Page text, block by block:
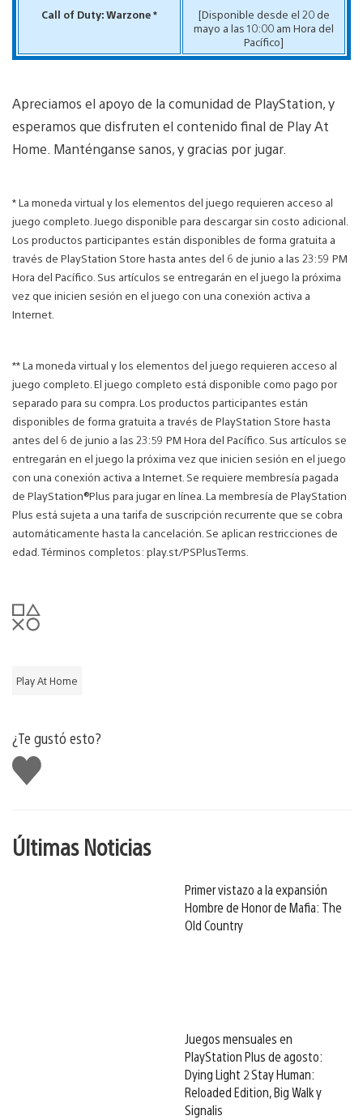
Call of Duty: Warzone *
[Disponible desde el 20 de
mayo a las 10:00 am Hora del
Pacífico]
Apreciamos el apoyo de la comunidad de PlayStation, y
esperamos que disfruten el contenido final de Play At
Home. Manténganse sanos, y gracias por jugar.
* La moneda virtual y los elementos del juego requieren acceso al
juego completo. Juego disponible para descargar sin costo adicional.
Los productos participantes están disponibles de forma gratuita a
través de PlayStation Store hasta antes del 6 de junio a las 23:59 PM
Hora del Pacífico. Sus artículos se entregarán en el juego la próxima
vez que inicien sesión en el juego con una conexión activa a
Internet.
** La moneda virtual y los elementos del juego requieren acceso al
juego completo. El juego completo está disponible como pago por
separado para su compra. Los productos participantes están
disponibles de forma gratuita a través de PlayStation Store hasta
antes del 6 de junio a las 23:59 PM Hora del Pacífico. Sus artículos se
entregarán en el juego la próxima vez que inicien sesión en el juego
con una conexión activa a Internet. Se requiere membresía pagada
de PlayStation®Plus para jugar en línea. La membresía de PlayStation
Plus está sujeta a una tarifa de suscripción recurrente que se cobra
automáticamente hasta la cancelación. Se aplican restricciones de
edad. Términos completos: play.st/PSPlusTerms.
Play At Home
¿Te gustó esto?
Me
gusta
Últimas Noticias
Primer vistazo a la expansión
Hombre de Honor de Mafia: The
Old Country
Juegos mensuales en
PlayStation Plus de agosto:
Dying Light 2 Stay Human:
Reloaded Edition, Big Walk y
Signalis